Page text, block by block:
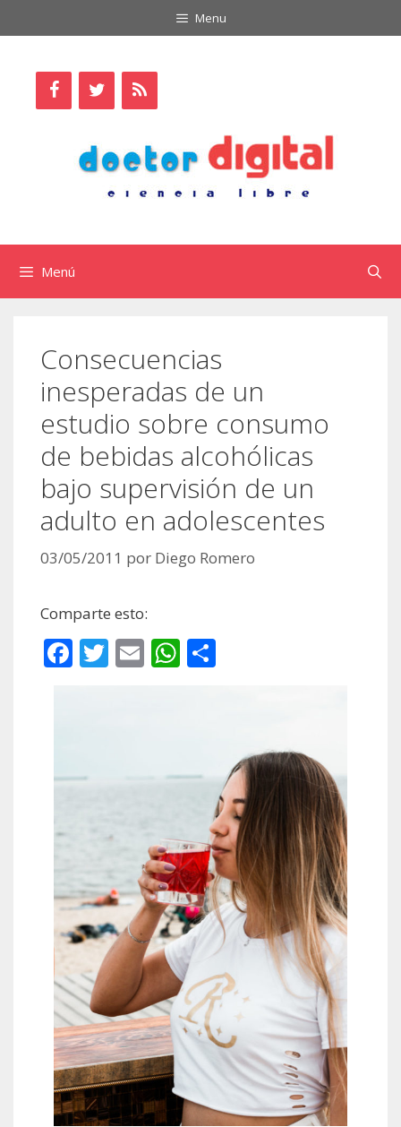
al
Menu
Menú
Consecuencias
inesperadas de un
estudio sobre consumo
de bebidas alcohólicas
bajo supervisión de un
adulto en adolescentes
03/05/2011 por Diego Romero
Comparte esto:
F
ac
o
T
w
E
m
W
h
A ar
ti
r